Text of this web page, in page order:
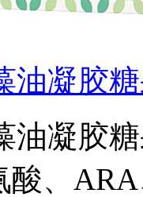
油凝胶
油凝胶
酸、